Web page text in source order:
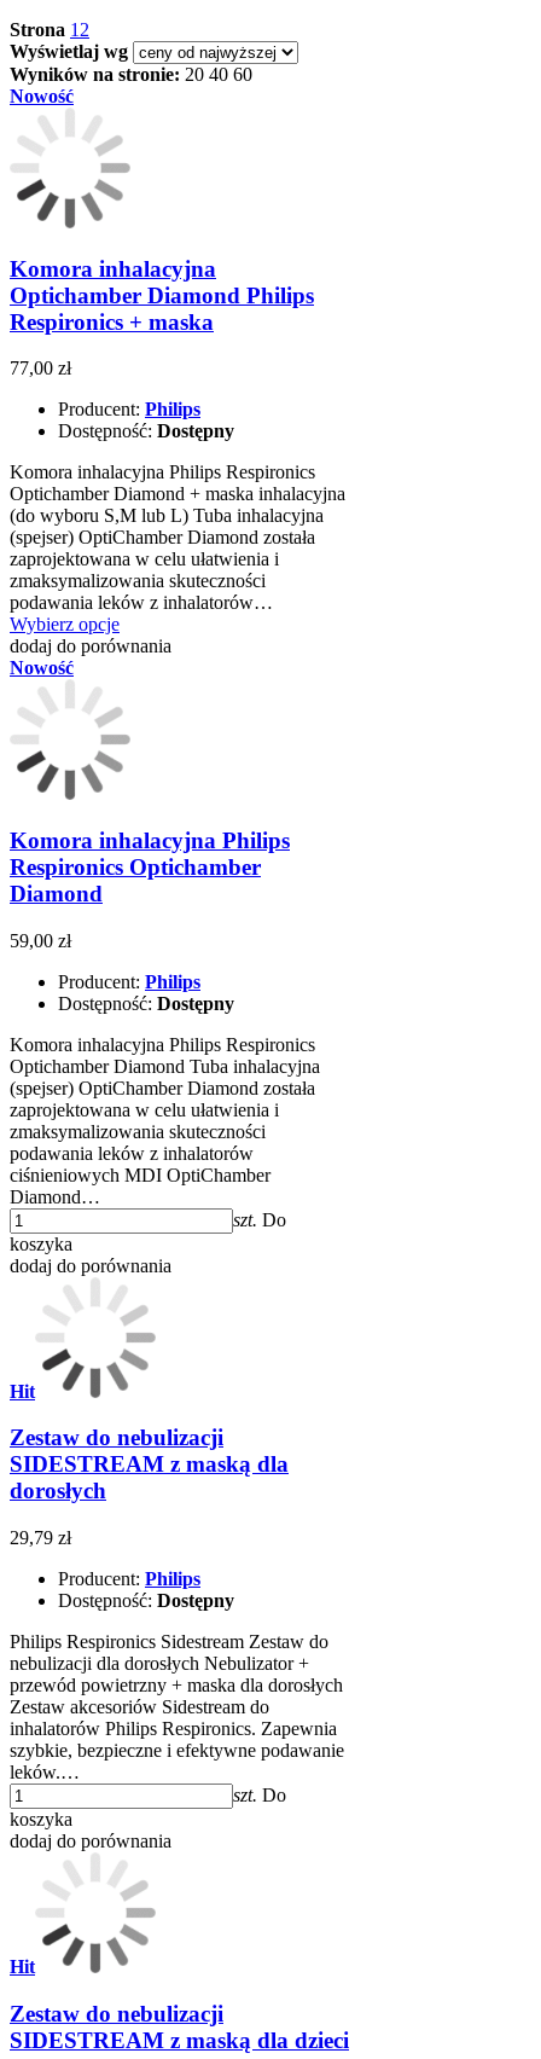
Strona 1 2
Wyświetlaj wg
Wyników na stronie: 20 40 60
Nowość
Komora inhalacyjna
Optichamber Diamond Philips
Respironics + maska
77,00 zł
Producent: Philips
Dostępność: Dostępny
Komora inhalacyjna Philips Respironics
Optichamber Diamond + maska inhalacyjna
(do wyboru S,M lub L) Tuba inhalacyjna
(spejser) OptiChamber Diamond została
zaprojektowana w celu ułatwienia i
zmaksymalizowania skuteczności
podawania leków z inhalatorów…
Wybierz opcje
dodaj do porównania
Nowość
Komora inhalacyjna Philips
Respironics Optichamber
Diamond
59,00 zł
Producent: Philips
Dostępność: Dostępny
Komora inhalacyjna Philips Respironics
Optichamber Diamond Tuba inhalacyjna
(spejser) OptiChamber Diamond została
zaprojektowana w celu ułatwienia i
zmaksymalizowania skuteczności
podawania leków z inhalatorów
ciśnieniowych MDI OptiChamber
Diamond…
szt. Do
koszyka
dodaj do porównania
Hit
Zestaw do nebulizacji
SIDESTREAM z maską dla
dorosłych
29,79 zł
Producent: Philips
Dostępność: Dostępny
Philips Respironics Sidestream Zestaw do
nebulizacji dla dorosłych Nebulizator +
przewód powietrzny + maska dla dorosłych
Zestaw akcesoriów Sidestream do
inhalatorów Philips Respironics. Zapewnia
szybkie, bezpieczne i efektywne podawanie
leków.…
szt. Do
koszyka
dodaj do porównania
Hit
Zestaw do nebulizacji
SIDESTREAM z maską dla dzieci